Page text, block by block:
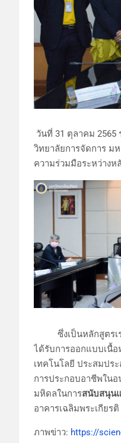
วันที่ 31 ตุลาคม
วิทยาลัยการจัดการ ม
ความร่วมมือระหว่าง
ซึ่งเป็นหลักสูตรเร่
ได้รับการออกแบบเนื้อ
เทคโนโลยี ประสมปร
การประกอบอาชีพใน
มหิดลในการสนับสนุน
อาคารเฉลิมพระเกีย
ภาพข่าว: https://